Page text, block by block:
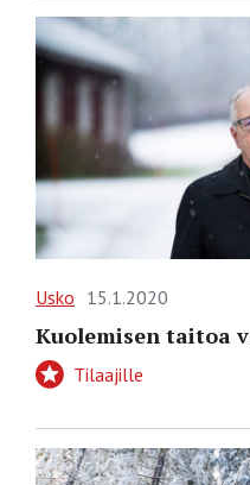
Usko 15.1.2020
Kuolemisen taitoa
Tilaajille